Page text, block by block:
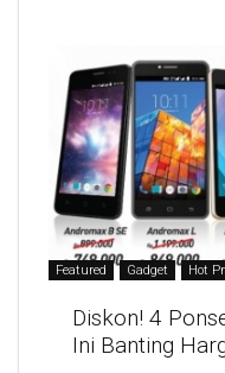
Featured Gadget Hot
Diskon! 4
Ini Banting